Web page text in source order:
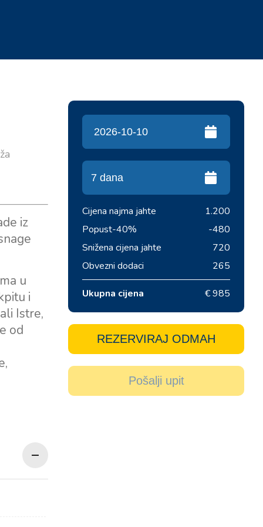
iz
u
i
Istre,
od
Cijena najma jahte
1.200
Popust-40%
-480
Snižena cijena jahte
720
Obvezni dodaci
265
Ukupna cijena € 985
REZERVIRAJ ODMAH
Pošalji upit